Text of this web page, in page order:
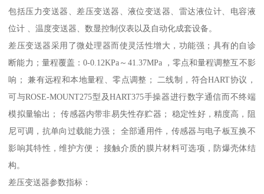
包括压力变送器、差压变送器、液位变送器、雷达液位计、电容液
位计 、温度变送器、数显控制仪表以及自动化成套设备。
差压变送器采用了微处理器而使灵活性增大，功能强；具有的自诊
断能力；量程覆盖：0-0.12KPa～41.37MPa ，零点和量程调整互不影
响； 兼有远程和本地量程、零点调整； 二线制，符合HART协议，
可与ROSE-MOUNT275型及HART375手操器进行数字通信而不终端
模拟量输出； 传感器内带非易失性存贮器； 稳定性好，精度高，阻
尼可调，抗单向过载能力强； 全部通用件，传感器与电子板互换不
影响其特性，维护方便； 接触介质的膜片材料可选项，防爆壳体结
构。
差压变送器参数指标：